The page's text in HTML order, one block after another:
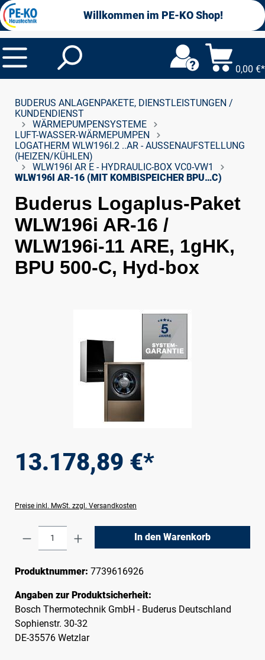
springen Willkommen im PE-KO Shop!
0,00 €*
BUDERUS ANLAGENPAKETE, DIENSTLEISTUNGEN /
KUNDENDIENST
WÄRMEPUMPENSYSTEME
LUFT-WASSER-WÄRMEPUMPEN
LOGATHERM WLW196I.2 ..AR - AUSSENAUFSTELLUNG (
HEIZEN/KÜHLEN)
WLW196I AR E - HYDRAULIC-BOX VC0-VW1
WLW196I AR-16 (MIT KOMBISPEICHER BPU…C)
Buderus Logaplus-Paket
WLW196i AR-16 /
WLW196i-11 ARE, 1gHK,
BPU 500-C, Hyd-box
13.178,89 €*
Preise inkl. MwSt. zzgl. Versandkosten
Produkt Anzahl: Gib den gewünschten
In den Warenkorb
Produktnummer: 7739616926
Angaben zur Produktsicherheit:
Bosch Thermotechnik GmbH - Buderus Deutschland
Sophienstr. 30-32
DE-35576 Wetzlar